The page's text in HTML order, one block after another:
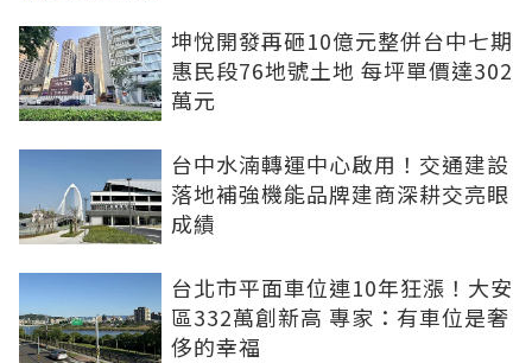
坤悅開發再砸10億元整併台中七期
惠民段76地號土地 每坪單價達302
萬元
台中水湳轉運中心啟用！交通建設
落地補強機能品牌建商深耕交亮眼
成績
台北市平面車位連10年狂漲！大安
區332萬創新高 專家：有車位是奢
侈的幸福